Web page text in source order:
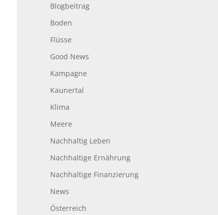
Blogbeitrag
Boden
Flüsse
Good News
Kampagne
Kaunertal
Klima
Meere
Nachhaltig Leben
Nachhaltige Ernährung
Nachhaltige Finanzierung
News
Österreich